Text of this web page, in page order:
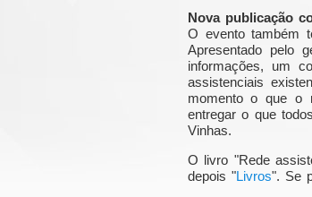
Nova publicação
O evento também
Apresentado pelo
informações, um
assistenciais
momento o que o
entregar o que
Vinhas.
O livro "Rede
depois "Livros". Se